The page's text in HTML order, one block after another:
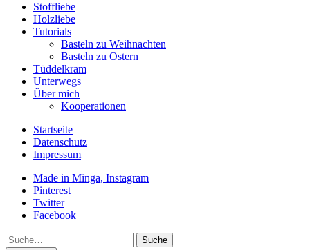
Stoffliebe
Holzliebe
Tutorials
Basteln zu Weihnachten
Basteln zu Ostern
Tüddelkram
Unterwegs
Über mich
Kooperationen
Startseite
Datenschutz
Impressum
Made in Minga, Instagram
Pinterest
Twitter
Facebook
Suche